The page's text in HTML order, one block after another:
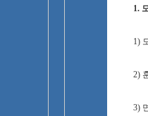
1.
1)
2)
3)